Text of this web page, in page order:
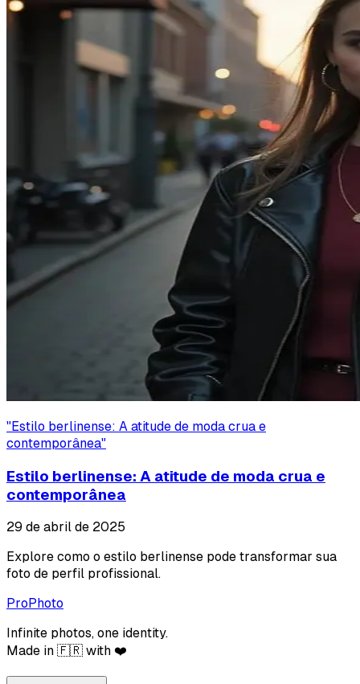
"Estilo berlinense: A atitude de moda crua e
contemporânea"
Estilo berlinense: A atitude de moda crua e
contemporânea
29 de abril de 2025
Explore como o estilo berlinense pode transformar sua
foto de perfil profissional.
ProPhoto
Infinite photos, one identity.
Made in 🇫🇷 with ❤️